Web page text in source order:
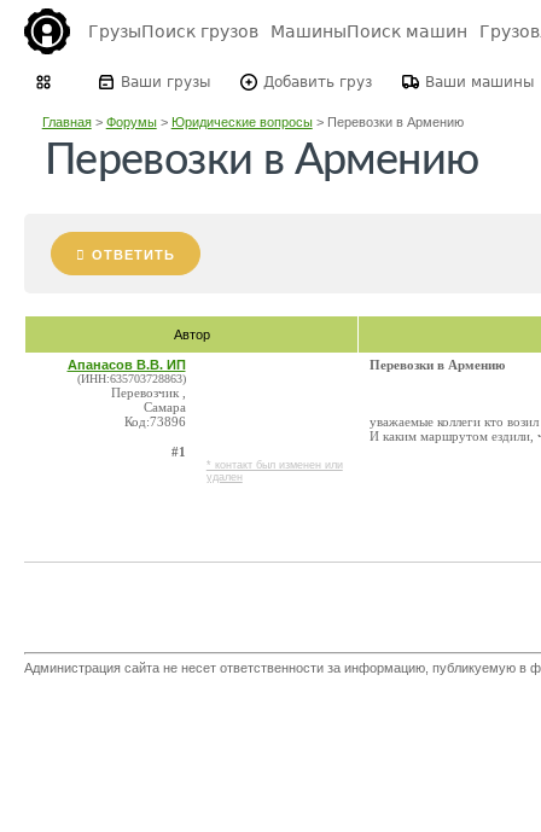
ГрузыПоиск грузов МашиныПоиск машин
Ваши грузы Добавить груз Ваши машины
Главная> Форумы> Юридические вопросы> Перевозки в Армению
Перевозки в Армению
ОТВЕТИТЬ
Автор
Апанасов В.В. ИП
(ИНН:635703728863)
Перевозчик ,
Самара
Код:73896
#1
* контакт был изменен или
удален
Перевозки в Армению
уважаемые коллеги кто
И каким маршрутом ездили,
Администрация сайта не несет ответственности за информацию, публикуемую